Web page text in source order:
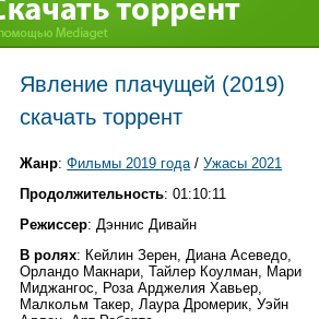
Явление плачущей (2019)
скачать торрент
Жанр:Фильмы 2019 года/Ужасы 2021
Продолжительность: 01:10:11
Режиссер: Дэннис Дивайн
В ролях: Кейлин Зерен, Диана Асеведо,
Орландо Макнари, Тайлер Коулман, Мари
Миджангос, Роза Арджелия Хавьер,
Малкольм Такер, Лаура Дромерик, Уэйн